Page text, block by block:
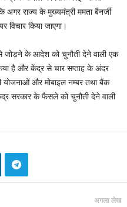
अगर राज्य के मुख्यमंत्री ममता बैनर्जी
विचार किया जाएगा।
जोड़ने के आदेश को चुनौती देने वाली एक
है और केंद्र से चार सप्ताह के अंदर
योजनाओं और मोबाइल नम्बर तथा बैंक
सरकार के फैसले को चुनौती देने वाली
अगला लेख